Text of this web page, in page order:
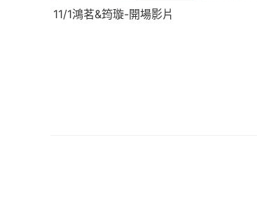
11/1鴻茗&筠璇-開場影片